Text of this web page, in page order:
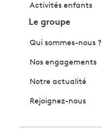
Activités enfants
Le groupe
Qui sommes-nous ?
Nos engagements
Notre actualité
Rejoignez-nous